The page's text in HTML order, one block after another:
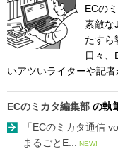
ECの
素敵な
たすら
日々、
いアツいライターや記者
ECのミカタ編集部 の執
「ECのミカタ通信
まるごとE...
NEW!